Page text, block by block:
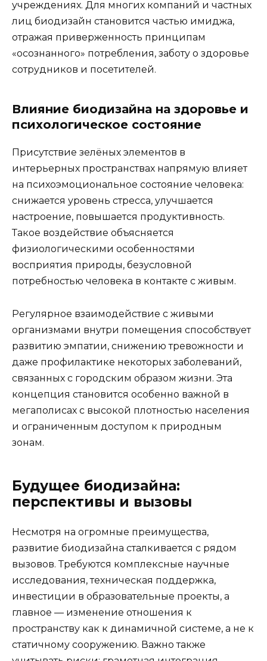
учреждениях. Для многих компаний и частных
лиц биодизайн становится частью имиджа,
отражая приверженность принципам
«осознанного» потребления, заботу о здоровье
сотрудников и посетителей.
Влияние биодизайна на здоровье и
психологическое состояние
Присутствие зелёных элементов в
интерьерных пространствах напрямую влияет
на психоэмоциональное состояние человека:
снижается уровень стресса, улучшается
настроение, повышается продуктивность.
Такое воздействие объясняется
физиологическими особенностями
восприятия природы, безусловной
потребностью человека в контакте с живым.
Регулярное взаимодействие с живыми
организмами внутри помещения способствует
развитию эмпатии, снижению тревожности и
даже профилактике некоторых заболеваний,
связанных с городским образом жизни. Эта
концепция становится особенно важной в
мегаполисах с высокой плотностью населения
и ограниченным доступом к природным
зонам.
Будущее биодизайна:
перспективы и вызовы
Несмотря на огромные преимущества,
развитие биодизайна сталкивается с рядом
вызовов. Требуются комплексные научные
исследования, техническая поддержка,
инвестиции в образовательные проекты, а
главное — изменение отношения к
пространству как к динамичной системе, а не к
статичному сооружению. Важно также